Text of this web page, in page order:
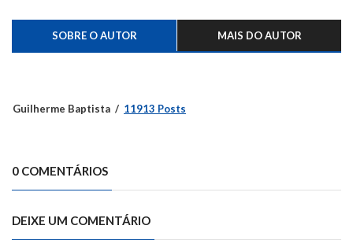
SOBRE O AUTOR MAIS DO AUTOR
Guilherme Baptista 11913 Posts
0 COMENTÁRIOS
DEIXE UM COMENTÁRIO